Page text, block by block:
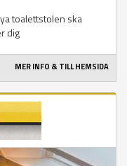
toalettstolen ska
dig
MER INFO & TILL HEMSIDA